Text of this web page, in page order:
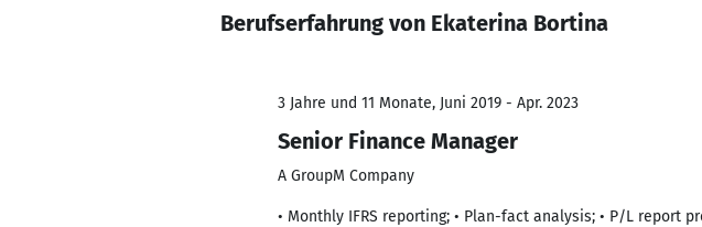
Berufserfahrung von Ekaterina Bortina
3 Jahre und 11 Monate, Juni 2019 - Apr. 2023
Senior Finance Manager
A GroupM Company
• Monthly IFRS reporting; • Plan-fact analysis; • P/L report